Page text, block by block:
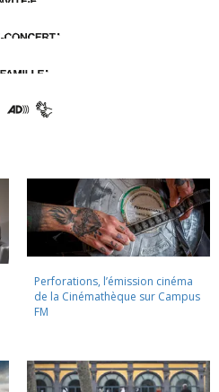
Perforations, l’émission cinéma
de la Cinémathèque sur Campus
FM